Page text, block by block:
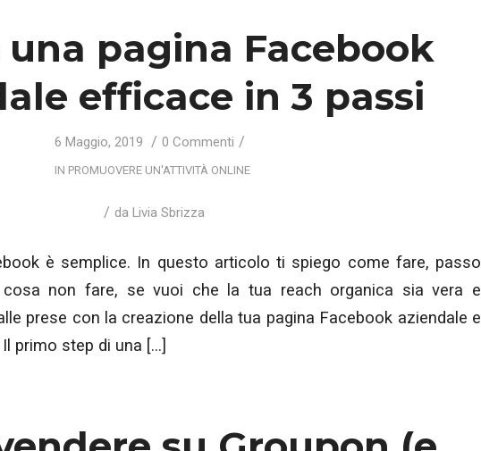
una pagina Facebook
efficace in 3 passi
6 Maggio, 2019 / 0 Commenti /
IN PROMUOVERE UN'ATTIVITÀ ONLINE
/ da Livia Sbrizza
è semplice. In questo articolo ti spiego come fare, passo
non fare, se vuoi che la tua reach organica sia vera e
prese con la creazione della tua pagina Facebook aziendale e
primo step di una […]